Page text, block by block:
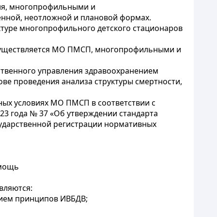
многопрофильными и
неотложной и плановой формах.
многопрофильного детского стационаров
МО ПМСП, многопрофильными и
управления здравоохранением
проведения анализа структуры смертности,
условиях МО ПМСП в соответствии с
года № 37 «Об утверждении стандарта
регистрации нормативных
принципов ИВБДВ;